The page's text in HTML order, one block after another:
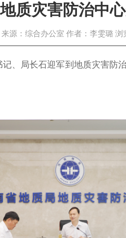
质灾害防治中
来源：综合办公室 作者：李雯璐 浏
、局长石迎军到地质灾害